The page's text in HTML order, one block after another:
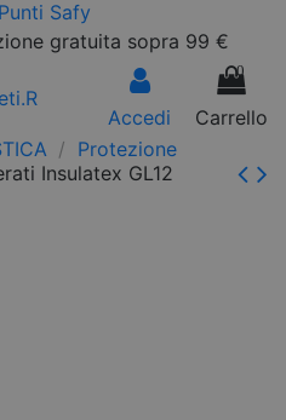
Punti Safy
gratuita sopra 99 €
Accedi
0
Carrello
Protezione
Insulatex GL12